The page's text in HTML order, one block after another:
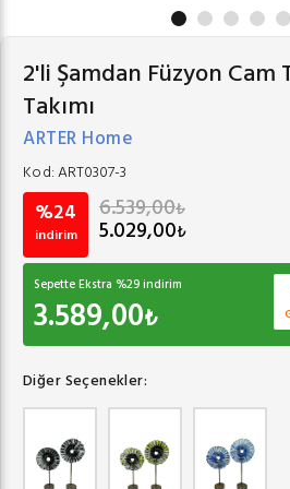
2'li Şamdan Füzyon Cam
Takımı
ARTER Home
Kod:ART0307-3
%24
indirim
6.539,00₺
5.029,00₺
Sepette Ekstra %29indirim
3.589,00₺
Diğer Seçenekler: